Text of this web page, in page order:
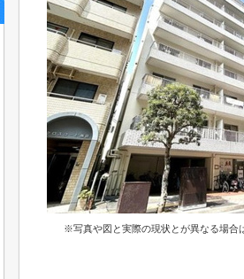
※写真や図と実際の現状とが異なる場合